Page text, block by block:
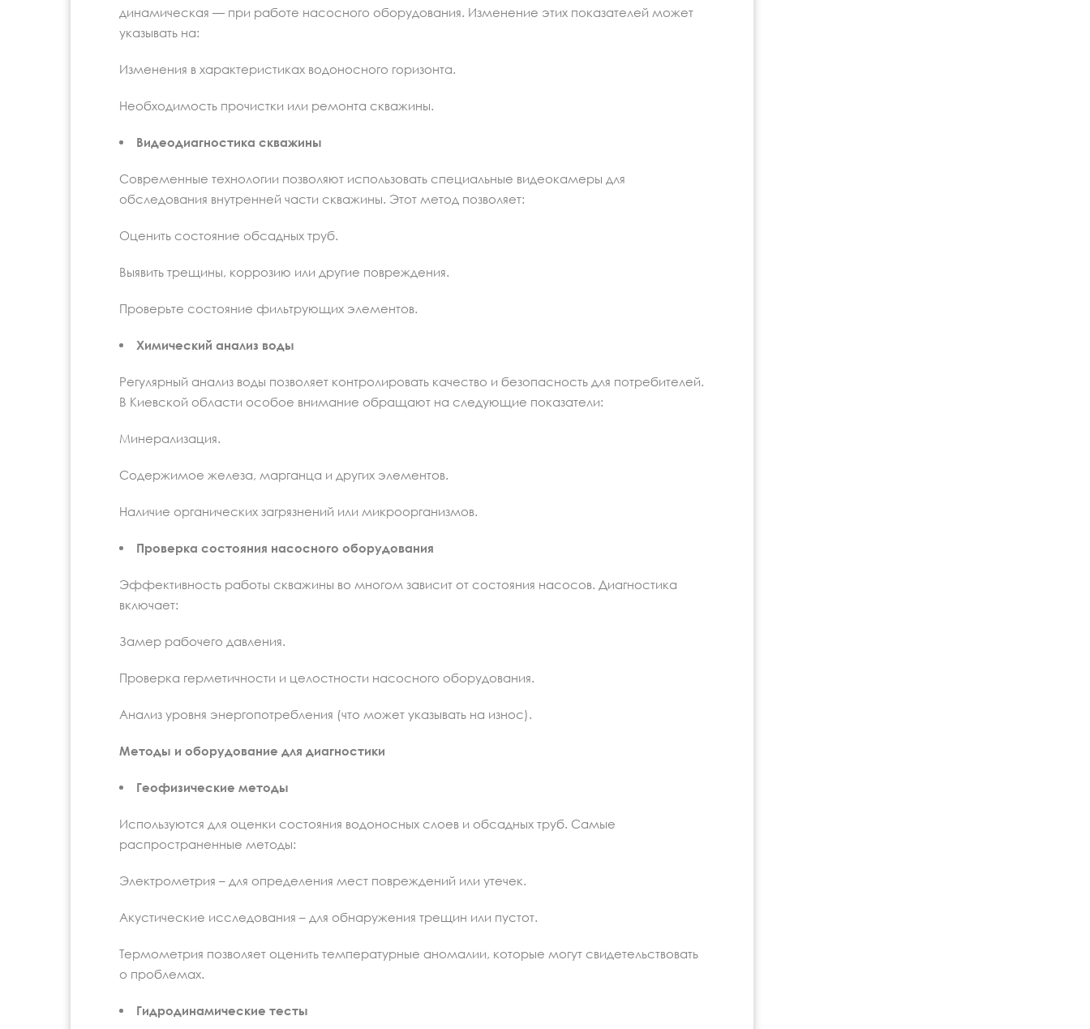
динамическая — при работе насосного оборудования. Изменение этих показателей может
указывать на:
Изменения в характеристиках водоносного горизонта.
Необходимость прочистки или ремонта скважины.
Видеодиагностика скважины
Современные технологии позволяют использовать специальные видеокамеры для
обследования внутренней части скважины. Этот метод позволяет:
Оценить состояние обсадных труб.
Выявить трещины, коррозию или другие повреждения.
Проверьте состояние фильтрующих элементов.
Химический анализ воды
Регулярный анализ воды позволяет контролировать качество и безопасность для потребителей.
В Киевской области особое внимание обращают на следующие показатели:
Минерализация.
Содержимое железа, марганца и других элементов.
Наличие органических загрязнений или микроорганизмов.
Проверка состояния насосного оборудования
Эффективность работы скважины во многом зависит от состояния насосов. Диагностика
включает:
Замер рабочего давления.
Проверка герметичности и целостности насосного оборудования.
Анализ уровня энергопотребления (что может указывать на износ).
Методы и оборудование для диагностики
Геофизические методы
Используются для оценки состояния водоносных слоев и обсадных труб. Самые
распространенные методы:
Электрометрия – для определения мест повреждений или утечек.
Акустические исследования – для обнаружения трещин или пустот.
Термометрия позволяет оценить температурные аномалии, которые могут свидетельствовать
о проблемах.
Гидродинамические тесты